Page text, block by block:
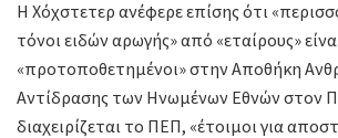
Η Χόχστετερ ανέφερε επίσης ότι
τόνοι ειδών αρωγής» από «εταίρους»
«προτοποθετημένοι» στην Αποθήκη
Αντίδρασης των Ηνωμένων Εθνών στον
διαχειρίζεται το ΠΕΠ, «έτοιμοι για